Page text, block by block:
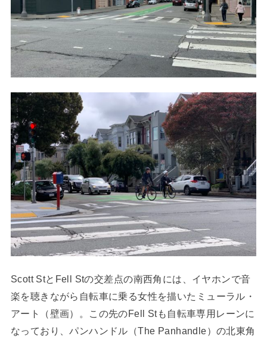
Scott StとFell Stの交差点の南西角には、イヤホンで音
楽を聴きながら自転車に乗る女性を描いたミューラル・
アート（壁画）。この先のFell Stも自転車専用レーンに
なっており、パンハンドル（The Panhandle）の北東角